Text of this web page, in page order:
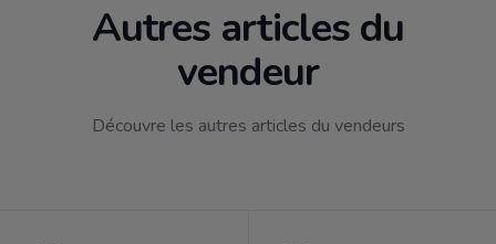
Autres articles du
vendeur
Découvre les autres articles du vendeurs